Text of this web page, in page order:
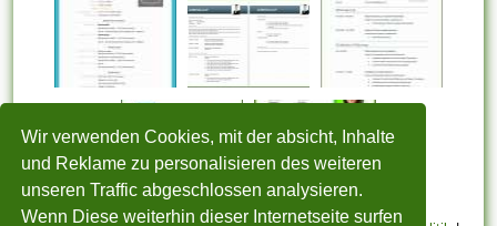
Wir verwenden Cookies, mit der absicht, Inhalte
und Reklame zu personalisieren des weiteren
unseren Traffic abgeschlossen analysieren.
Wenn Diese weiterhin dieser Internetseite surfen